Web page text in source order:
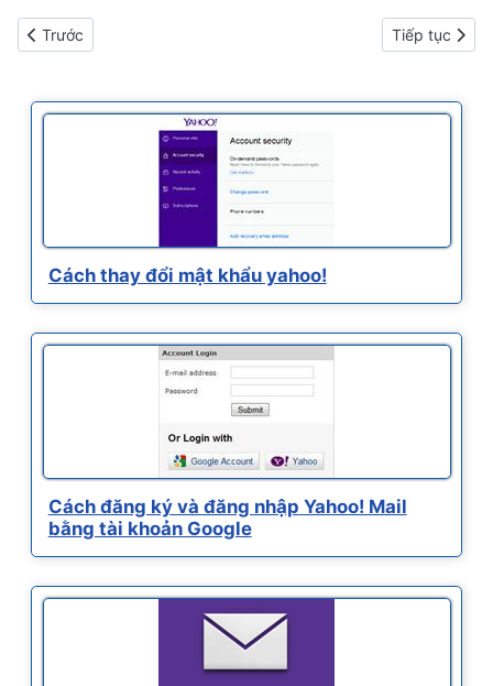
Bài viết trước: Ngăn chặn trang web xấu bằng K9 Web
Trước Bài viết kế
Tiếp tục
Cách thay đổi mật khẩu yahoo!
Cách đăng ký và đăng nhập Yahoo! Mail
bằng tài khoản Google